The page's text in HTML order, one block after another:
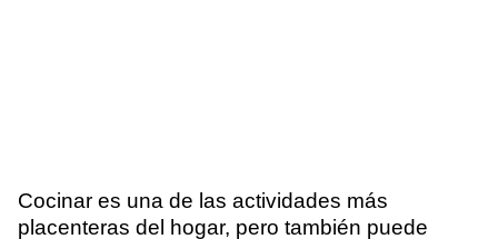
Cocinar es una de las actividades más
placenteras del hogar, pero también puede